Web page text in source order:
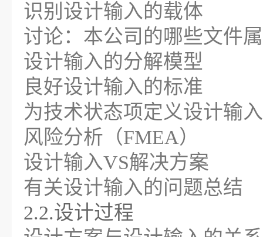
识别设计输入的载体
讨论：本公司的哪些文件
设计输入的分解模型
良好设计输入的标准
为技术状态项定义设计输入
风险分析（FMEA）
设计输入VS解决方案
有关设计输入的问题总结
2.2.设计过程